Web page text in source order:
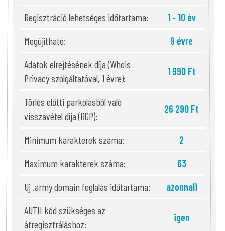
Regisztráció lehetséges időtartama:
1 - 10 év
Megújítható:
9 évre
Adatok elrejtésének díja (Whois
Privacy szolgáltatóval, 1 évre):
1 990 Ft
Törlés előtti parkolásból való
visszavétel díja (RGP):
26 290 Ft
Minimum karakterek száma:
2
Maximum karakterek száma:
63
Új .army domain foglalás időtartama:
azonnali
AUTH kód szükséges az
átregisztráláshoz:
igen